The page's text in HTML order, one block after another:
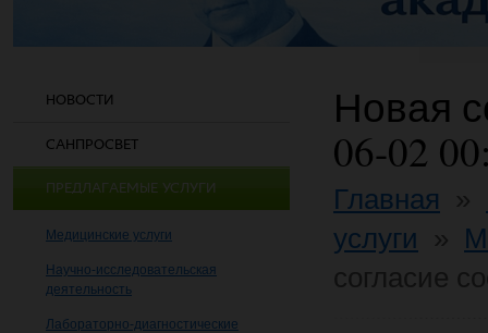
НОВОСТИ
САНПРОСВЕТ
ПРЕДЛАГАЕМЫЕ УСЛУГИ
Медицинские услуги
Научно-исследовательская
деятельность
Лабораторно-диагностические
Новая
06-02
Главная
услуги